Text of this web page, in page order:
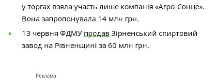
у торгах взяла участь лише компанія «Агро-Сонце».
Вона запропонувала 14 млн грн.
13 червня ФДМУ продав Зірненський спиртовий
завод на Рівненщині за 60 млн грн.
Реклама